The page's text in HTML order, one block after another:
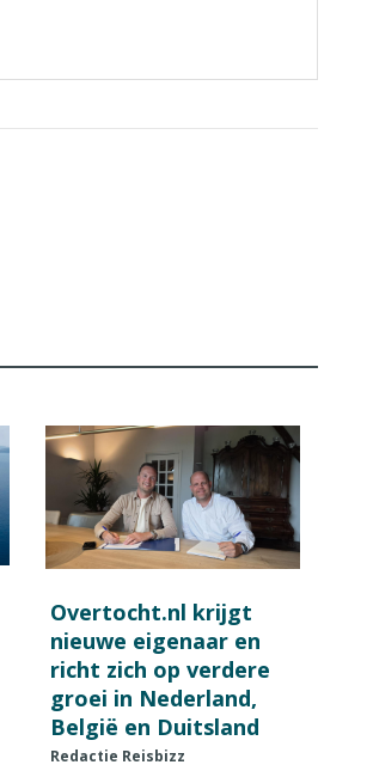
Overtocht.nl krijgt
nieuwe eigenaar en
richt zich op verdere
groei in Nederland,
België en Duitsland
Redactie Reisbizz